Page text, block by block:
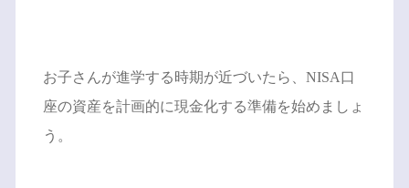
お子さんが進学する時期が近づいたら、NISA口
座の資産を計画的に現金化する準備を始めましょ
う。